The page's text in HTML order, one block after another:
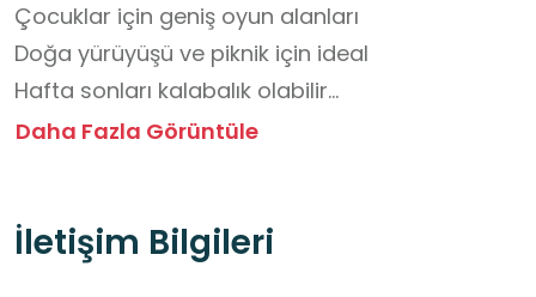
Çocuklar için geniş oyun alanları
Doğa yürüyüşü ve piknik için ideal
Hafta sonları kalabalık olabilir
Ziyaret Saatleri: Resmi olarak belirtilmemiştir.
Daha Fazla Görüntüle
İletişim Bilgileri